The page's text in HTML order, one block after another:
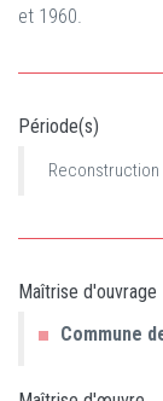
et 1960.
Période(s)
Reconstruction
Maîtrise d'ouvrage
Commune